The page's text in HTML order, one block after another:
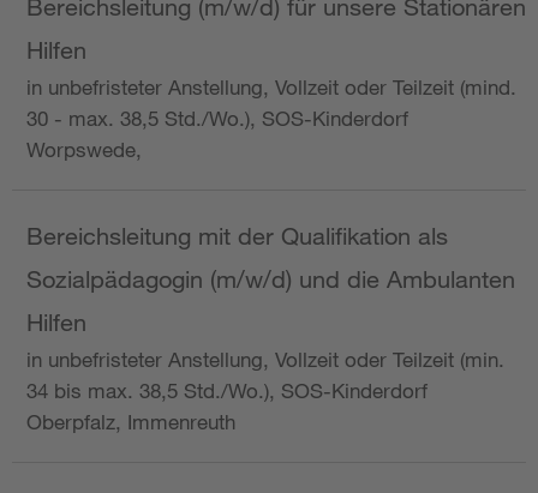
Bereichsleitung (m/w/d) für unsere Stationären
Hilfen
in unbefristeter Anstellung, Vollzeit oder Teilzeit (mind.
30 - max. 38,5 Std./Wo.), SOS-Kinderdorf
Worpswede,
Bereichsleitung mit der Qualifikation als
Sozialpädagogin (m/w/d) und die Ambulanten
Hilfen
in unbefristeter Anstellung, Vollzeit oder Teilzeit (min.
34 bis max. 38,5 Std./Wo.), SOS-Kinderdorf
Oberpfalz, Immenreuth